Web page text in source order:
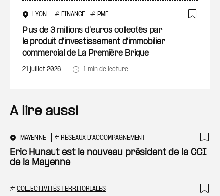
LYON # FINANCE # PME
Plus de 3 millions d’euros collectés par
le produit d’investissement d’immobilier
commercial de La Première Brique
21 juillet 2026 1 min de lecture
A lire aussi
MAYENNE # RÉSEAUX D'ACCOMPAGNEMENT
Eric Hunaut est le nouveau président de la CCI
de la Mayenne
# COLLECTIVITÉS TERRITORIALES